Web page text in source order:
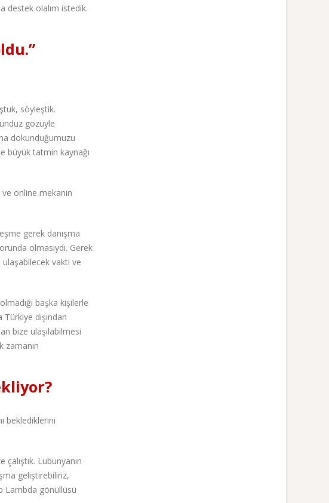
destek olalım istedik.
söyleştik.
gözüyle
dokunduğumuzu
büyük tatmin kaynağı
online mekanın
gerek danışma
olmasıydı. Gerek
vakti ve
başka kişilerle
dışından
bize ulaşılabilmesi
zamanın
beklediklerini
Lubunyanın
geliştirebiliriz,
Lambda gönüllüsü